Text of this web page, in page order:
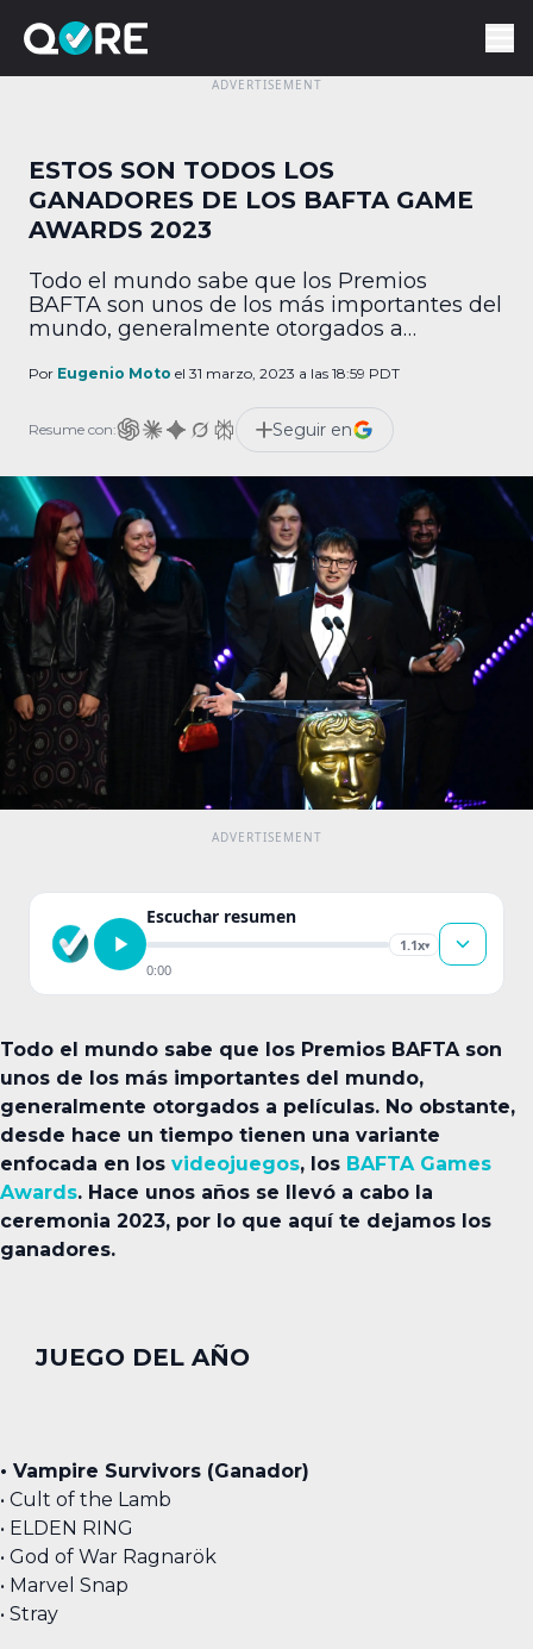
ESTOS SON TODOS LOS
GANADORES DE LOS BAFTA GAME
AWARDS 2023
Todo el mundo sabe que los Premios
BAFTA son unos de los más importantes del
mundo, generalmente otorgados a
tiempo tienen una variante enfocada en los
Hace unos años se llevó a cabo la
ceremonia 2023, por lo que aquí te dejamos
los ganadores. […]
Por Eugenio Moto el 31 marzo, 2023 a las 18:59 PDT
Resume con: Seguir en
Escuchar resumen
1.1x▾
0:00
Todo el mundo sabe que los Premios BAFTA son
unos de los más importantes del mundo,
generalmente otorgados a películas. No obstante,
desde hace un tiempo tienen una variante
enfocada en los videojuegos, los BAFTA Games
Awards. Hace unos años se llevó a cabo la
ceremonia 2023, por lo que aquí te dejamos los
ganadores.
JUEGO DEL AÑO
• Vampire Survivors (Ganador)
• Cult of the Lamb
• ELDEN RING
• God of War Ragnarök
• Marvel Snap
• Stray